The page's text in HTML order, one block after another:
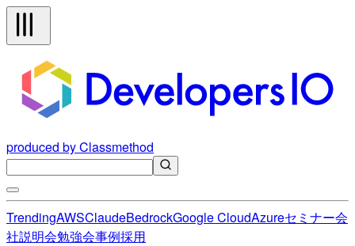
produced by Classmethod
TrendingAWSClaudeBedrockGoogle CloudAzureセミナー会
社説明会勉強会事例採用